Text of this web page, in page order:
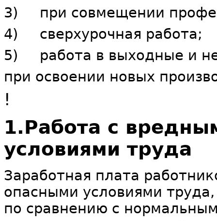
3) при совмещении
4) сверхурочная работа;
5) работа в выходные и
при освоении новых
!
1.Работа с
условиями труда
Заработная плата
опасными условиями
по сравнению с